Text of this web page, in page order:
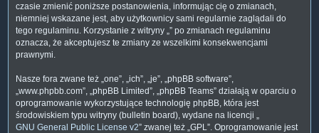
czasie zmienić poniższe postanowienia, informując cię o zmianach,
niemniej wskazane jest, aby użytkownicy sami regularnie zaglądali do
tego regulaminu. Korzystanie z witryny „” po zmianach regulaminu
oznacza, że akceptujesz te zmiany ze wszelkimi konsekwencjami
prawnymi.
Nasze fora zwane też „one”, „ich”, „je”, „phpBB software”,
„www.phpbb.com”, „phpBB Limited”, „phpBB Teams” działają w oparciu o
oprogramowanie wykorzystujące technologię phpBB, która jest
środowiskiem typu witryny (bulletin board), wydane na licencji „
GNU General Public License v2” zwanej też „GPL”. Oprogramowanie jest